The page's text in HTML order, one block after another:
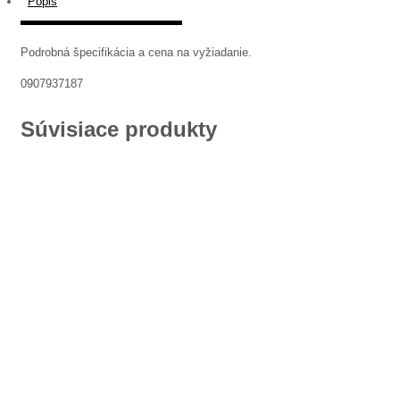
Podrobná špecifikácia a cena na vyžiadanie.
0907937187
Súvisiace produkty